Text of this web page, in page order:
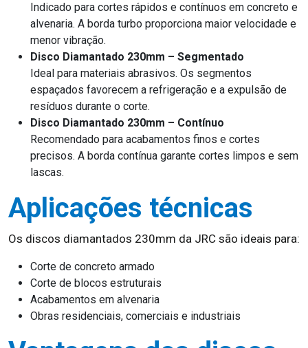
Indicado para cortes rápidos e contínuos em concreto e
alvenaria. A borda turbo proporciona maior velocidade e
menor vibração.
Disco Diamantado 230mm – Segmentado
Ideal para materiais abrasivos. Os segmentos
espaçados favorecem a refrigeração e a expulsão de
resíduos durante o corte.
Disco Diamantado 230mm – Contínuo
Recomendado para acabamentos finos e cortes
precisos. A borda contínua garante cortes limpos e sem
lascas.
Aplicações técnicas
Os discos diamantados 230mm da JRC são ideais para:
Corte de concreto armado
Corte de blocos estruturais
Acabamentos em alvenaria
Obras residenciais, comerciais e industriais